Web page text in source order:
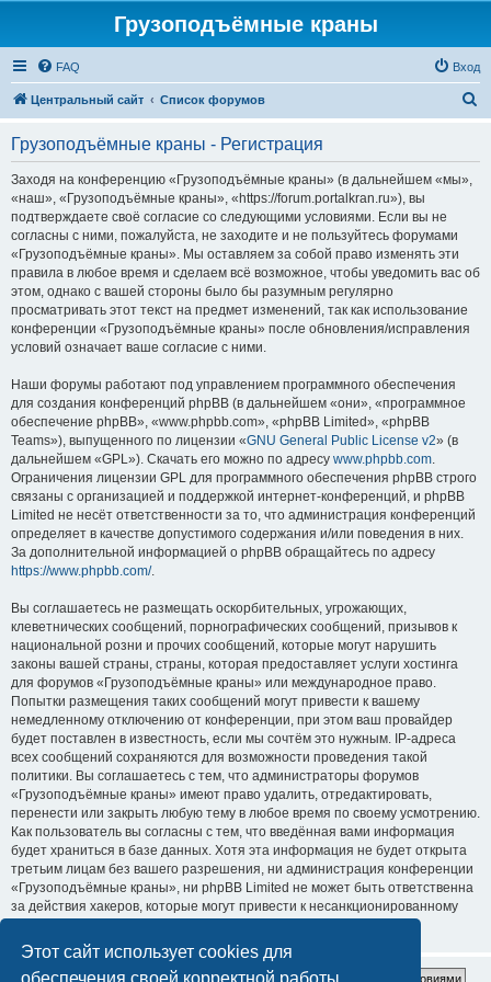
Этот сайт использует cookies для
обеспечения своей корректной работы.
Грузоподъёмные краны
FAQ Вход
Центральный сайт Список форумов
Грузоподъёмные краны - Регистрация
Заходя на конференцию «Грузоподъёмные краны» (в дальнейшем «мы»,
«наш», «Грузоподъёмные краны», «https://forum.portalkran.ru»), вы
подтверждаете своё согласие со следующими условиями. Если вы не
согласны с ними, пожалуйста, не заходите и не пользуйтесь форумами
«Грузоподъёмные краны». Мы оставляем за собой право изменять эти
правила в любое время и сделаем всё возможное, чтобы уведомить вас об
этом, однако с вашей стороны было бы разумным регулярно
просматривать этот текст на предмет изменений, так как использование
конференции «Грузоподъёмные краны» после обновления/исправления
условий означает ваше согласие с ними.
Наши форумы работают под управлением программного обеспечения
для создания конференций phpBB (в дальнейшем «они», «программное
обеспечение phpBB», «www.phpbb.com», «phpBB Limited», «phpBB
Teams»), выпущенного по лицензии «GNU General Public License v2» (в
дальнейшем «GPL»). Скачать его можно по адресу www.phpbb.com.
Ограничения лицензии GPL для программного обеспечения phpBB строго
связаны с организацией и поддержкой интернет-конференций, и phpBB
Limited не несёт ответственности за то, что администрация конференций
определяет в качестве допустимого содержания и/или поведения в них.
За дополнительной информацией о phpBB обращайтесь по адресу
https://www.phpbb.com/.
Вы соглашаетесь не размещать оскорбительных, угрожающих,
клеветнических сообщений, порнографических сообщений, призывов к
национальной розни и прочих сообщений, которые могут нарушить
законы вашей страны, страны, которая предоставляет услуги хостинга
для форумов «Грузоподъёмные краны» или международное право.
Попытки размещения таких сообщений могут привести к вашему
немедленному отключению от конференции, при этом ваш провайдер
будет поставлен в известность, если мы сочтём это нужным. IP-адреса
всех сообщений сохраняются для возможности проведения такой
политики. Вы соглашаетесь с тем, что администраторы форумов
«Грузоподъёмные краны» имеют право удалить, отредактировать,
перенести или закрыть любую тему в любое время по своему усмотрению.
Как пользователь вы согласны с тем, что введённая вами информация
будет храниться в базе данных. Хотя эта информация не будет открыта
третьим лицам без вашего разрешения, ни администрация конференции
«Грузоподъёмные краны», ни phpBB Limited не может быть ответственна
за действия хакеров, которые могут привести к несанкционированному